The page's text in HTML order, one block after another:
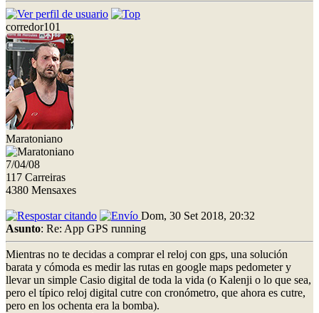
corredor101
Maratoniano
7/04/08
117 Carreiras
4380 Mensaxes
Dom, 30 Set 2018, 20:32
Asunto: Re: App GPS running
Mientras no te decidas a comprar el reloj con gps, una solución
barata y cómoda es medir las rutas en google maps pedometer y
llevar un simple Casio digital de toda la vida (o Kalenji o lo que sea,
pero el típico reloj digital cutre con cronómetro, que ahora es cutre,
pero en los ochenta era la bomba).